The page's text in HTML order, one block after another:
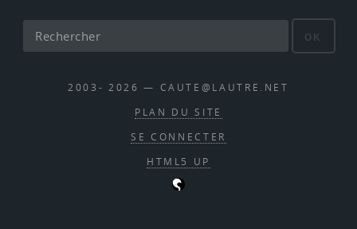
OK
2003- 2026 — CAUTE@LAUTRE.NET
PLAN DU SITE
SE CONNECTER
HTML5 UP